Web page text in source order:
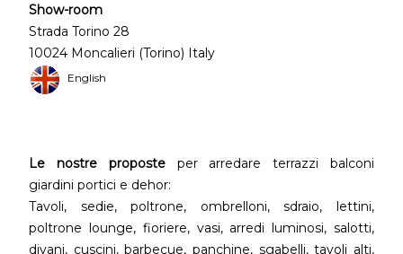
Show-room
Strada Torino 28
10024 Moncalieri (Torino) Italy
English
Le nostre proposteper arredare terrazzi balconi
giardini portici e dehor:
Tavoli, sedie, poltrone, ombrelloni, sdraio, lettini,
poltrone lounge, fioriere, vasi, arredi luminosi, salotti,
divani, cuscini, barbecue, panchine, sgabelli, tavoli alti,